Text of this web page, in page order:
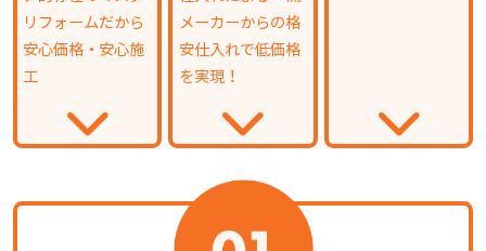
リフォームだから
安心価格・安心施
工
メーカーからの格
安仕入れで低価格
を実現！